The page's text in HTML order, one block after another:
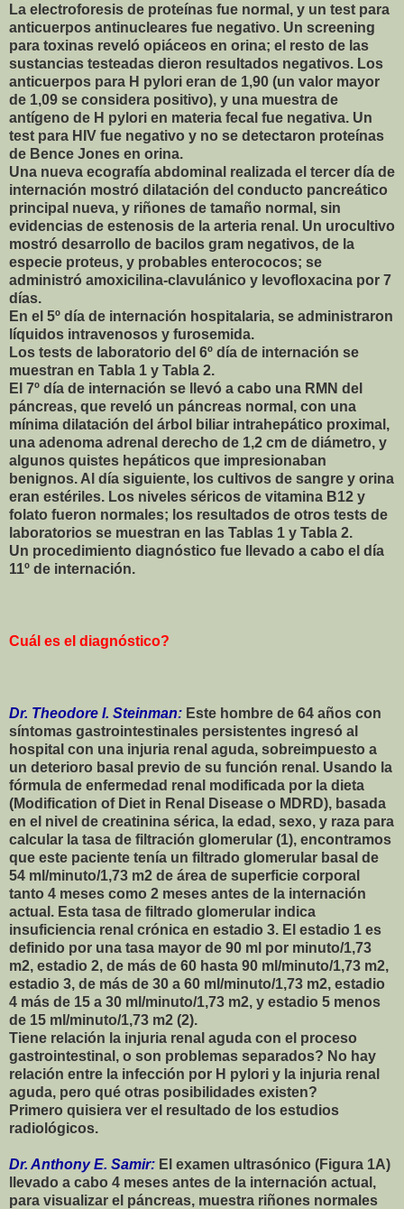
La electroforesis de proteínas fue normal, y un test para
anticuerpos antinucleares fue negativo. Un screening
para toxinas reveló opiáceos en orina; el resto de las
sustancias testeadas dieron resultados negativos. Los
anticuerpos para H pylori eran de 1,90 (un valor mayor
de 1,09 se considera positivo), y una muestra de
antígeno de H pylori en materia fecal fue negativa. Un
test para HIV fue negativo y no se detectaron proteínas
de Bence Jones en orina.
Una nueva ecografía abdominal realizada el tercer día de
internación mostró dilatación del conducto pancreático
principal nueva, y riñones de tamaño normal, sin
evidencias de estenosis de la arteria renal. Un urocultivo
mostró desarrollo de bacilos gram negativos, de la
especie proteus, y probables enterococos; se
administró amoxicilina-clavulánico y levofloxacina por 7
días.
En el 5º día de internación hospitalaria, se administraron
líquidos intravenosos y furosemida.
Los tests de laboratorio del 6º día de internación se
muestran en Tabla 1 y Tabla 2.
El 7º día de internación se llevó a cabo una RMN del
páncreas, que reveló un páncreas normal, con una
mínima dilatación del árbol biliar intrahepático proximal,
una adenoma adrenal derecho de 1,2 cm de diámetro, y
algunos quistes hepáticos que impresionaban
benignos. Al día siguiente, los cultivos de sangre y orina
eran estériles. Los niveles séricos de vitamina B12 y
folato fueron normales; los resultados de otros tests de
laboratorios se muestran en las Tablas 1 y Tabla 2.
Un procedimiento diagnóstico fue llevado a cabo el día
11º de internación.
Cuál es el diagnóstico?
Dr. Theodore I. Steinman: Este hombre de 64 años con
síntomas gastrointestinales persistentes ingresó al
hospital con una injuria renal aguda, sobreimpuesto a
un deterioro basal previo de su función renal. Usando la
fórmula de enfermedad renal modificada por la dieta
(Modification of Diet in Renal Disease o MDRD), basada
en el nivel de creatinina sérica, la edad, sexo, y raza para
calcular la tasa de filtración glomerular (1), encontramos
que este paciente tenía un filtrado glomerular basal de
54 ml/minuto/1,73 m2 de área de superficie corporal
tanto 4 meses como 2 meses antes de la internación
actual. Esta tasa de filtrado glomerular indica
insuficiencia renal crónica en estadio 3. El estadio 1 es
definido por una tasa mayor de 90 ml por minuto/1,73
m2, estadio 2, de más de 60 hasta 90 ml/minuto/1,73 m2,
estadio 3, de más de 30 a 60 ml/minuto/1,73 m2, estadio
4 más de 15 a 30 ml/minuto/1,73 m2, y estadio 5 menos
de 15 ml/minuto/1,73 m2 (2).
Tiene relación la injuria renal aguda con el proceso
gastrointestinal, o son problemas separados? No hay
relación entre la infección por H pylori y la injuria renal
aguda, pero qué otras posibilidades existen?
Primero quisiera ver el resultado de los estudios
radiológicos.
Dr. Anthony E. Samir: El examen ultrasónico (Figura 1A)
llevado a cabo 4 meses antes de la internación actual,
para visualizar el páncreas, muestra riñones normales